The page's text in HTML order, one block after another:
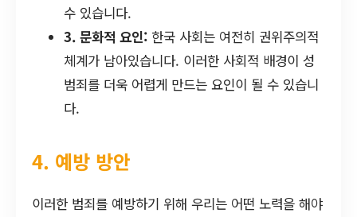
수 있습니다.
3. 문화적 요인: 한국 사회는 여전히 권위주의적
체계가 남아있습니다. 이러한 사회적 배경이 성
범죄를 더욱 어렵게 만드는 요인이 될 수 있습니
다.
4. 예방 방안
이러한 범죄를 예방하기 위해 우리는 어떤 노력을 해야